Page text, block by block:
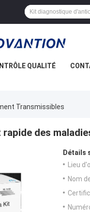
QUALITÉ
Transmissibles
des
Détails
Lieu
Nom